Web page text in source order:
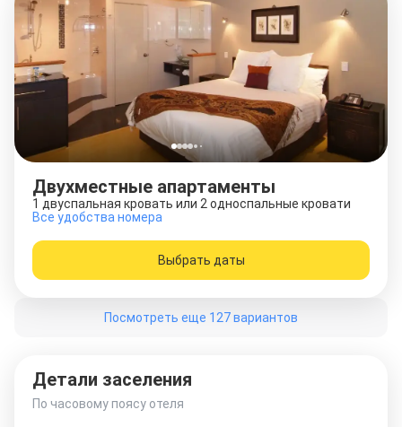
Двухместные апартаменты
1 двуспальная кровать или 2 односпальные кровати
Все удобства номера
Выбрать даты
Посмотреть еще 127 вариантов
Детали заселения
По часовому поясу отеля